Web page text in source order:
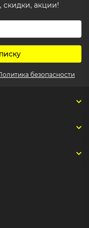
скидки, акции!
безопасности